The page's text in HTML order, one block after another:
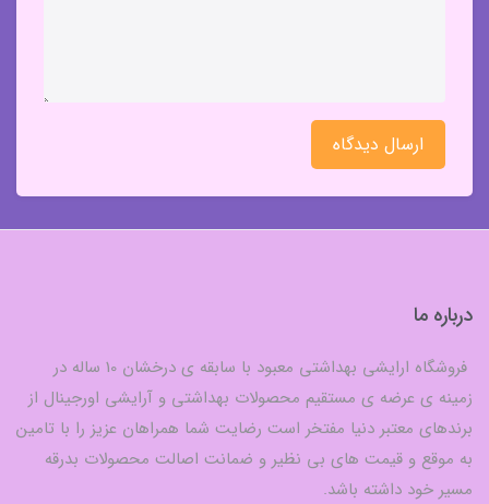
ارسال دیدگاه
درباره ما
فروشگاه ارایشی بهداشتی معبود با سابقه ی درخشان 10 ساله در
زمینه ی عرضه ی مستقیم محصولات بهداشتی و آرایشی اورجینال از
برندهای معتبر دنیا مفتخر است رضایت شما همراهان عزیز را با تامین
به موقع و قیمت های بی نظیر و ضمانت اصالت محصولات بدرقه
مسیر خود داشته باشد.